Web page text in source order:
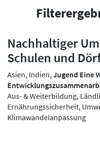
Nachhaltiger
Schulen und
Asien, Indien, Jugend Eine
Aus- & Weiterbildung,
Ernährungssicherheit,
Klimawandelanpassung